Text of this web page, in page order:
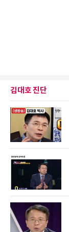
김대호 진단